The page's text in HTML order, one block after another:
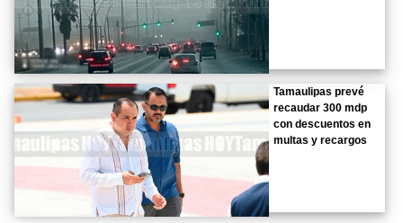
Tamaulipas prevé
recaudar 300 mdp
con descuentos en
multas y recargos